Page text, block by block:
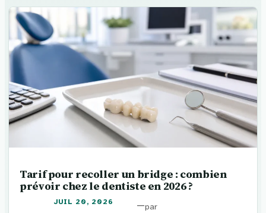
Tarif pour recoller un bridge : combien
prévoir chez le dentiste en 2026 ?
JUIL 20, 2026 —par